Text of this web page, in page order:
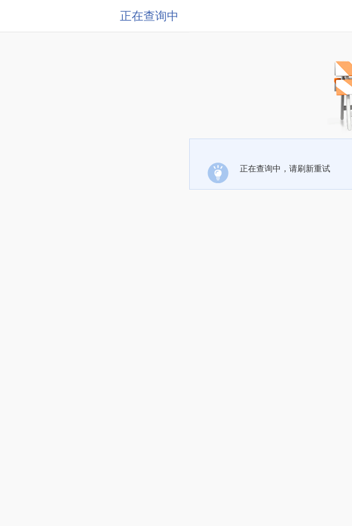
正在查询中
正在查询中，请刷新重试